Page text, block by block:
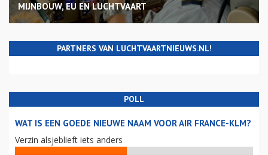
MIJNBOUW, EU EN LUCHTVAART
PARTNERS VAN LUCHTVAARTNIEUWS.NL!
POLL
WAT IS EEN GOEDE NIEUWE NAAM VOOR AIR FRANCE-KLM?
Verzin alsjeblieft iets anders